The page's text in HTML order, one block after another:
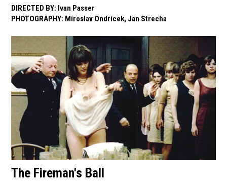
DIRECTED BY: Ivan Passer
PHOTOGRAPHY: Miroslav Ondrícek, Jan Strecha
The Fireman's Ball